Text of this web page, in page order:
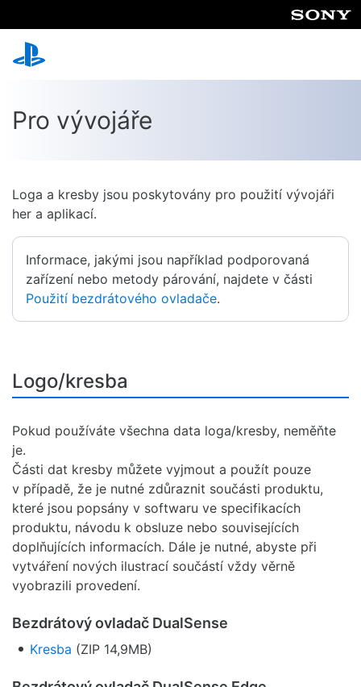
Pro vývojáře
Loga a kresby jsou poskytovány pro použití vývojáři
her a aplikací.
Informace, jakými jsou například podporovaná
zařízení nebo metody párování, najdete v části
Použití bezdrátového ovladače.
Logo/kresba
Pokud používáte všechna data loga/kresby, neměňte
je.
Části dat kresby můžete vyjmout a použít pouze
v případě, že je nutné zdůraznit součásti produktu,
které jsou popsány v softwaru ve specifikacích
produktu, návodu k obsluze nebo souvisejících
doplňujících informacích. Dále je nutné, abyste při
vytváření nových ilustrací součástí vždy věrně
vyobrazili provedení.
Bezdrátový ovladač DualSense
Kresba (ZIP 14,9MB)